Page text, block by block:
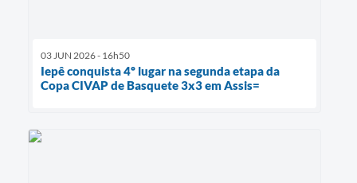
03 JUN 2026 - 16h50
Iepê conquista 4º lugar na segunda etapa da
Copa CIVAP de Basquete 3x3 em Assis=